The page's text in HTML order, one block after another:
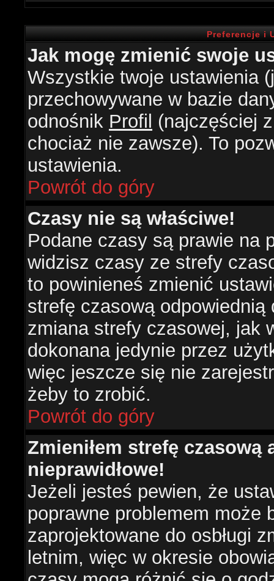
Preferencje i
Jak mogę zmienić swoje
Wszystkie twoje ustawienia
przechowywane w bazie
odnośnik Profil (najczęściej
chociaż nie zawsze). To
ustawienia.
Powrót do góry
Czasy nie są właściwe!
Podane czasy są prawie na
widzisz czasy ze strefy
to powinieneś zmienić
strefę czasową
zmiana strefy czasowej, jak
dokonana jedynie przez
więc jeszcze się nie
żeby to zrobić.
Powrót do góry
Zmieniłem strefę czasową
nieprawidłowe!
Jeżeli jesteś pewien, że
poprawne problemem może
zaprojektowane do osbługi
letnim, więc w okresie